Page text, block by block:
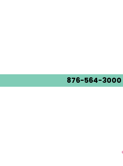
876-564-3000